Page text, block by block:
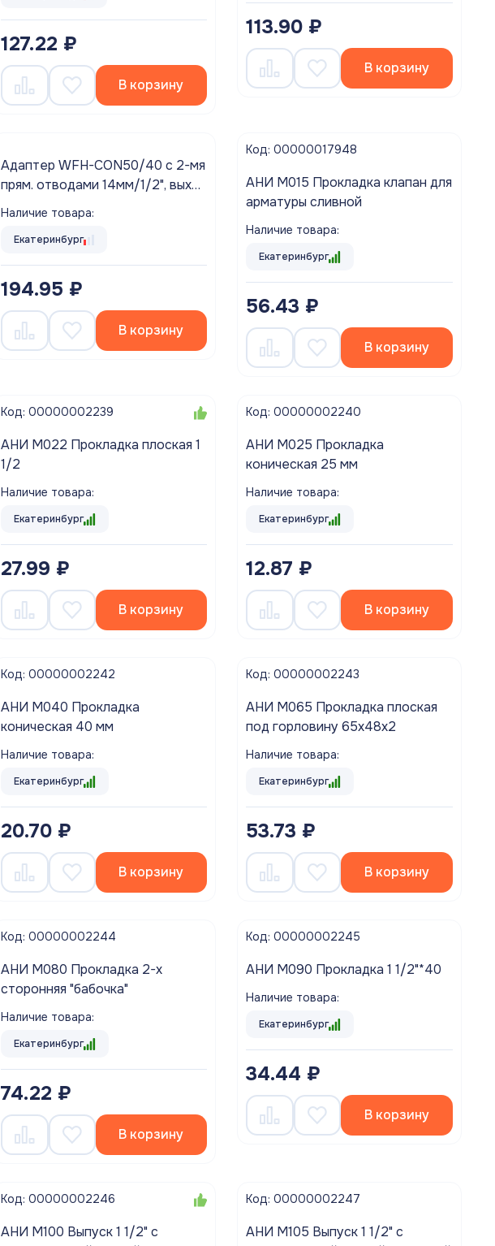
127.22 ₽
В корзину
113.90 ₽
В корзину
Адаптер WFH-CON50/40 с 2-мя
прям. отводами 14мм/1/2", вых
50/40 мм д/подкл. слива быт/
тех McAlpine
Наличие товара:
Екатеринбург
194.95 ₽
В корзину
Код: 00000017948
АНИ M015 Прокладка клапан для
арматуры сливной
Наличие товара:
Екатеринбург
56.43 ₽
В корзину
Код: 00000002239
АНИ M022 Прокладка плоская 1
1/2
Наличие товара:
Екатеринбург
27.99 ₽
В корзину
Код: 00000002240
АНИ M025 Прокладка
коническая 25 мм
Наличие товара:
Екатеринбург
12.87 ₽
В корзину
Код: 00000002242
АНИ M040 Прокладка
коническая 40 мм
Наличие товара:
Екатеринбург
20.70 ₽
В корзину
Код: 00000002243
АНИ M065 Прокладка плоская
под горловину 65х48х2
Наличие товара:
Екатеринбург
53.73 ₽
В корзину
Код: 00000002244
АНИ M080 Прокладка 2-х
сторонняя "бабочка"
Наличие товара:
Екатеринбург
74.22 ₽
В корзину
Код: 00000002245
АНИ M090 Прокладка 1 1/2"*40
Наличие товара:
Екатеринбург
34.44 ₽
В корзину
Код: 00000002246
АНИ M100 Выпуск 1 1/2" с
Код: 00000002247
АНИ M105 Выпуск 1 1/2" с